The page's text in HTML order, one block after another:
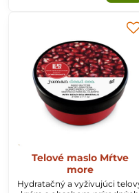
Telové maslo Mŕtve
more
Hydratačný a vyživujúci